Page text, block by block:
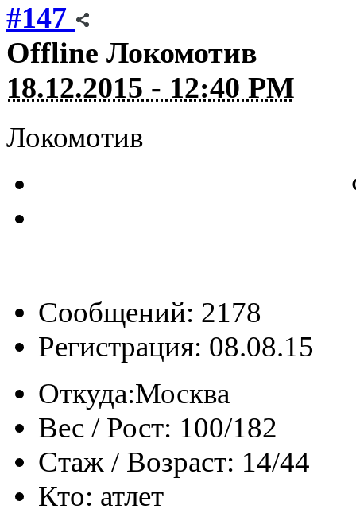
#147
Offline Локомотив
18.12.2015 - 12:40 PM
Локомотив
Сообщений: 2178
Регистрация: 08.08.15
Откуда:Москва
Вес / Рост: 100/182
Стаж / Возраст: 14/44
Кто: атлет